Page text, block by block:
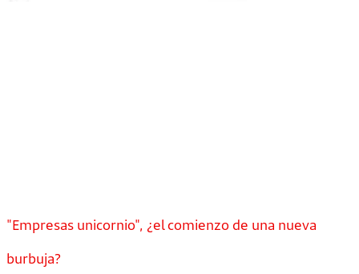
"Empresas unicornio", ¿el comienzo de una nueva
burbuja?